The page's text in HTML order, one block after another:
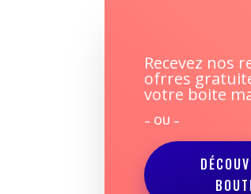
Recevez nos
ofrres
votre boite
– OU –